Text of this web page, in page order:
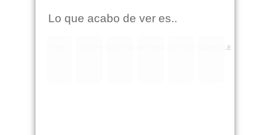
Lo que acabo de ver es..
INCREIBLE